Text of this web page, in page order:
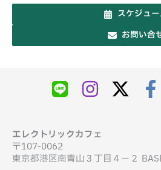
スケジュ
お問い合
エレクトリックカフェ
〒107-0062
東京都港区南青山３丁目４−２